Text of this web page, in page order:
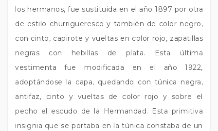
los hermanos, fue sustituida en el año 1897 por otra
de estilo churrigueresco y también de color negro,
con cinto, capirote y vueltas en color rojo, zapatillas
negras con hebillas de plata. Esta última
vestimenta fue modificada en el año 1922,
adoptándose la capa, quedando con túnica negra,
antifaz, cinto y vueltas de color rojo y sobre el
pecho el escudo de la Hermandad. Esta primitiva
insignia que se portaba en la túnica constaba de un